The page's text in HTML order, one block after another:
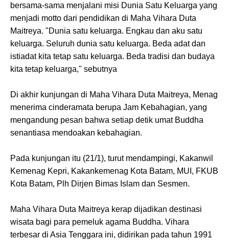
bersama-sama menjalani misi Dunia Satu Keluarga yang
menjadi motto dari pendidikan di Maha Vihara Duta
Maitreya. "Dunia satu keluarga. Engkau dan aku satu
keluarga. Seluruh dunia satu keluarga. Beda adat dan
istiadat kita tetap satu keluarga. Beda tradisi dan budaya
kita tetap keluarga," sebutnya
Di akhir kunjungan di Maha Vihara Duta Maitreya, Menag
menerima cinderamata berupa Jam Kebahagian, yang
mengandung pesan bahwa setiap detik umat Buddha
senantiasa mendoakan kebahagian.
Pada kunjungan itu (21/1), turut mendampingi, Kakanwil
Kemenag Kepri, Kakankemenag Kota Batam, MUI, FKUB
Kota Batam, Plh Dirjen Bimas Islam dan Sesmen.
Maha Vihara Duta Maitreya kerap dijadikan destinasi
wisata bagi para pemeluk agama Buddha. Vihara
terbesar di Asia Tenggara ini, didirikan pada tahun 1991